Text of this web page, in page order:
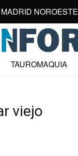
MADRID NOROESTE
TAUROMAQUIA
viejo